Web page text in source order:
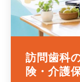
訪問歯科
険・介護